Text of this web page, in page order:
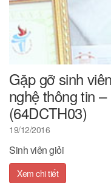
Gặp gỡ sinh
nghệ thông tin
(64DCTH03)
19/12/2016
Sinh viên giỏi
Xem chi tiết